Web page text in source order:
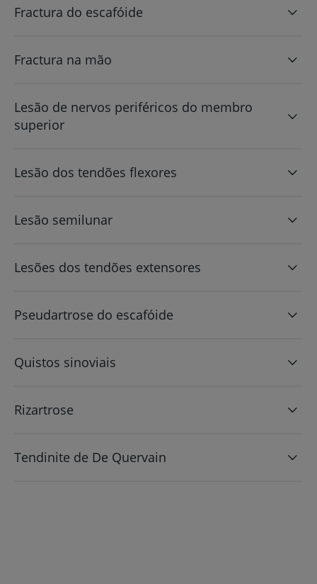
Fractura do escafóide
Fractura na mão
Lesão de nervos periféricos do membro
superior
Lesão dos tendões flexores
Lesão semilunar
Lesões dos tendões extensores
Pseudartrose do escafóide
Quistos sinoviais
Rizartrose
Tendinite de De Quervain